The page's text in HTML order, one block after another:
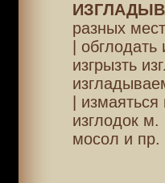
разных
|
изгрызть
|
изглодок
мосол и пр.